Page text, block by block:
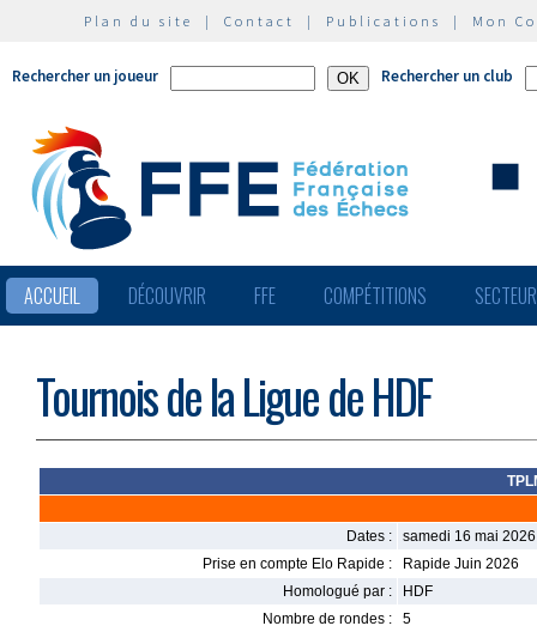
Plan du site | Contact | Publications | Mon
Rechercher un joueur Rechercher un club
ACCUEIL DÉCOUVRIR FFE COMPÉTITIONS
Tournois de la Ligue de HDF
Dates :
samedi 16 mai
Prise en compte Elo Rapide :
Rapide Juin 2026
Homologué par :
HDF
Nombre de rondes :
5